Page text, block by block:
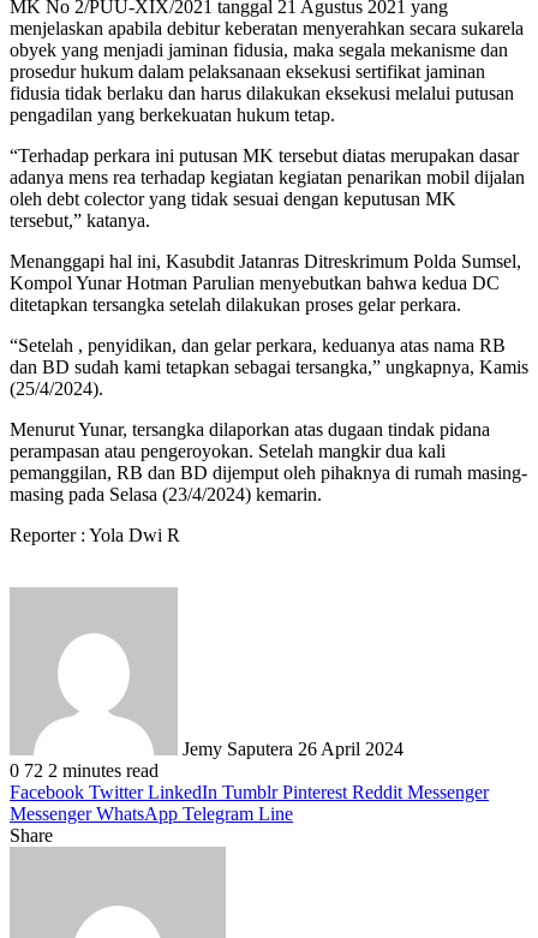
MK No 2/PUU-XIX/2021 tanggal 21 Agustus 2021 yang
menjelaskan apabila debitur keberatan menyerahkan secara sukarela
obyek yang menjadi jaminan fidusia, maka segala mekanisme dan
prosedur hukum dalam pelaksanaan eksekusi sertifikat jaminan
fidusia tidak berlaku dan harus dilakukan eksekusi melalui putusan
pengadilan yang berkekuatan hukum tetap.
“Terhadap perkara ini putusan MK tersebut diatas merupakan dasar
adanya mens rea terhadap kegiatan kegiatan penarikan mobil dijalan
oleh debt colector yang tidak sesuai dengan keputusan MK
tersebut,” katanya.
Menanggapi hal ini, Kasubdit Jatanras Ditreskrimum Polda Sumsel,
Kompol Yunar Hotman Parulian menyebutkan bahwa kedua DC
ditetapkan tersangka setelah dilakukan proses gelar perkara.
“Setelah , penyidikan, dan gelar perkara, keduanya atas nama RB
dan BD sudah kami tetapkan sebagai tersangka,” ungkapnya, Kamis
(25/4/2024).
Menurut Yunar, tersangka dilaporkan atas dugaan tindak pidana
perampasan atau pengeroyokan. Setelah mangkir dua kali
pemanggilan, RB dan BD dijemput oleh pihaknya di rumah masing-
masing pada Selasa (23/4/2024) kemarin.
Reporter : Yola Dwi R
Jemy Saputera 26 April 2024
0 72 2 minutes read
Facebook Twitter LinkedIn Tumblr Pinterest Reddit Messenger
Messenger WhatsApp Telegram Line
Share